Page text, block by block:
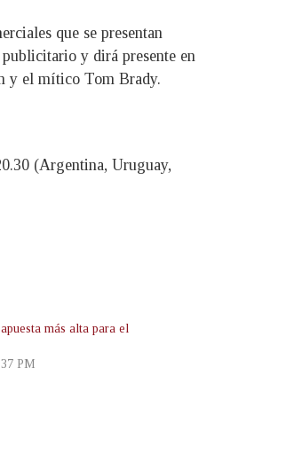
que se presentan
y dirá presente en
y el mítico Tom Brady.
(Argentina, Uruguay,
más alta para el
PM